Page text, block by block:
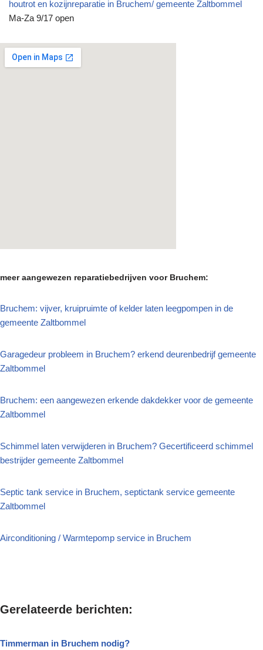
houtrot en kozijnreparatie in Bruchem/ gemeente Zaltbommel
Ma-Za 9/17 open
meer aangewezen reparatiebedrijven voor Bruchem:
Bruchem: vijver, kruipruimte of kelder laten leegpompen in de
gemeente Zaltbommel
Garagedeur probleem in Bruchem? erkend deurenbedrijf gemeente
Zaltbommel
Bruchem: een aangewezen erkende dakdekker voor de gemeente
Zaltbommel
Schimmel laten verwijderen in Bruchem? Gecertificeerd schimmel
bestrijder gemeente Zaltbommel
Septic tank service in Bruchem, septictank service gemeente
Zaltbommel
Airconditioning / Warmtepomp service in Bruchem
Gerelateerde berichten:
Timmerman in Bruchem nodig?